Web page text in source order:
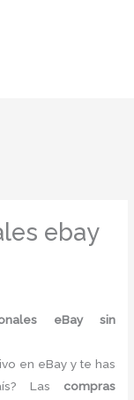
ebay
eBay sin
en eBay y te has
Las compras